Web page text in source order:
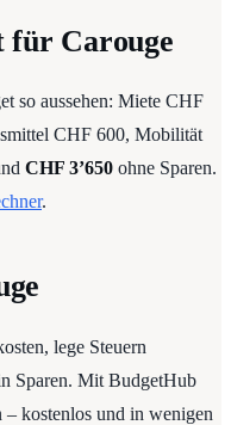
für Carouge
so aussehen: Miete CHF
CHF 600, Mobilität
CHF 3’650 ohne Sparen.
.
lege Steuern
Sparen. Mit BudgetHub
kostenlos und in wenigen